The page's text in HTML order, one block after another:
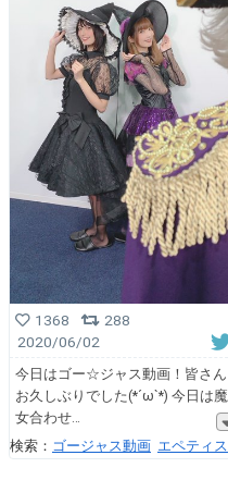
1368
288
2020/06/02
今日はゴー☆ジャス動画！皆さん
お久しぶりでした(*´ω`*) 今日は魔
女合わせ
検索： ゴージャス動画 エペティス